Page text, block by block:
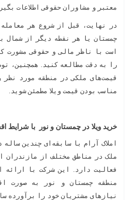
معتبر و مشاوران حقوقی اطلاعات
در نهایت، قبل از شروع هر
چمستان یا هر نقطه دیگر از شمال
است با ناظر مالی و حقوقی مشورت
را به دقت مطالعه کنید. همچنین،
قیمت‌های ملکی در منطقه مورد نظر
مناسب بودن قیمت ویلا مطمئن شوید.
خرید ویلا در چمستان و نور با شرایط
املاک آرام با سابقه‌ای چندین
ملک در مناطق مختلف از مازندران
فعالیت دارد. این شرکت با ارائه
منطقه چمستان و نور به صورت
نیازهای مشتریان خود را برآورده